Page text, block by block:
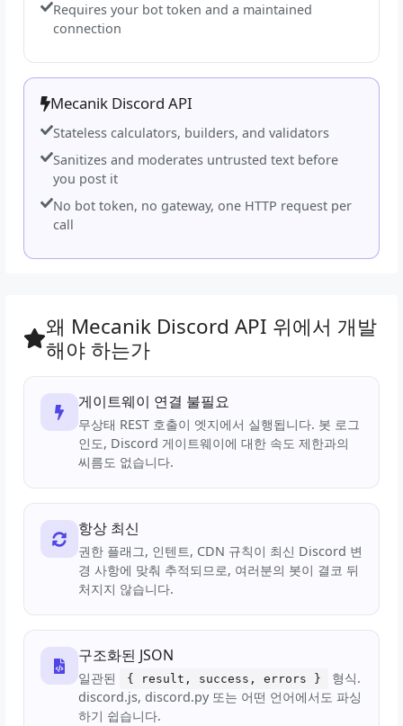
Requires your bot token and a maintained
connection
Mecanik Discord API
Stateless calculators, builders, and validators
Sanitizes and moderates untrusted text before
you post it
No bot token, no gateway, one HTTP request per
call
왜 Mecanik Discord API 위에서 개발
해야 하는가
게이트웨이 연결 불필요
무상태 REST 호출이 엣지에서 실행됩니다. 봇 로그
인도, Discord 게이트웨이에 대한 속도 제한과의
씨름도 없습니다.
항상 최신
권한 플래그, 인텐트, CDN 규칙이 최신 Discord 변
경 사항에 맞춰 추적되므로, 여러분의 봇이 결코 뒤
처지지 않습니다.
구조화된 JSON
일관된 { result, success, errors }
형식.
discord.js, discord.py 또는 어떤 언어에서도 파싱
하기 쉽습니다.